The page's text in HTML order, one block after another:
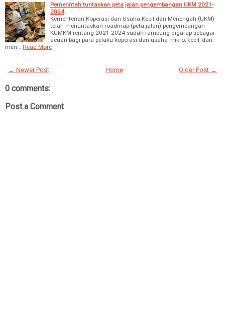
Pemerintah tuntaskan peta jalan pengembangan UKM 2021-
2024
Kementerian Koperasi dan Usaha Kecil dan Menengah (UKM)
telah menuntaskan roadmap (peta jalan) pengembangan
KUMKM rentang 2021-2024 sudah rampung digarap sebagai
acuan bagi para pelaku koperasi dan usaha mikro, kecil, dan
men…
Read More
← Newer Post Older Post →
Home
0 comments:
Post a Comment